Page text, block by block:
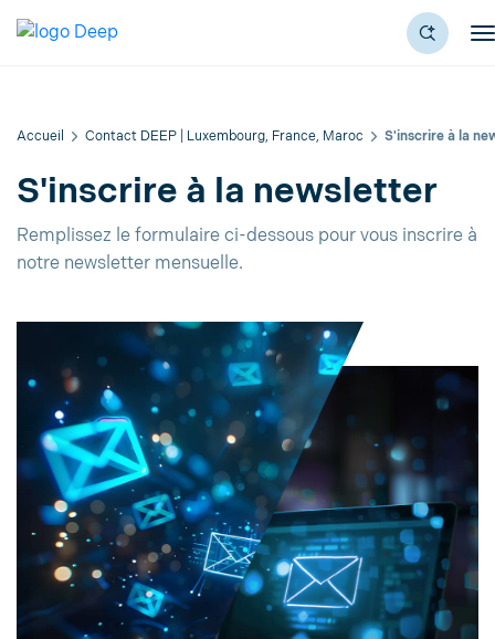
Accueil Contact DEEP | Luxembourg, France, Maroc S'inscrire à la
S'inscrire à la newsletter
Remplissez le formulaire ci-dessous pour vous inscrire à
notre newsletter mensuelle.